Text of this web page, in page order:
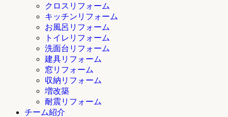
クロスリフォーム
キッチンリフォーム
お風呂リフォーム
トイレリフォーム
洗面台リフォーム
建具リフォーム
窓リフォーム
収納リフォーム
増改築
耐震リフォーム
チーム紹介